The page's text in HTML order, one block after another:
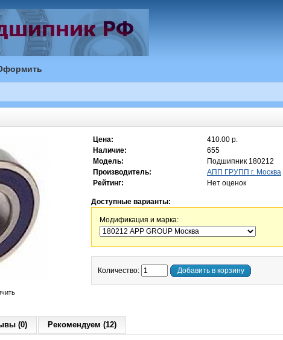
Цена:
410.00 р.
Наличие:
655
Модель:
Подшипник 180212
Производитель:
АПП ГРУПП г. Москва
Рейтинг:
Нет оценок
Доступные варианты:
Модификация и марка:
Количество: Добавить в корзину
(0) Рекомендуем (12)